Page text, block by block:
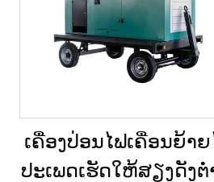
ເຄື່ອງປ່ອນໄຟເຄື່ອນຍ້າຍ
ປະເພດເຮັດໃຫ້ສຽງດັງຕ່